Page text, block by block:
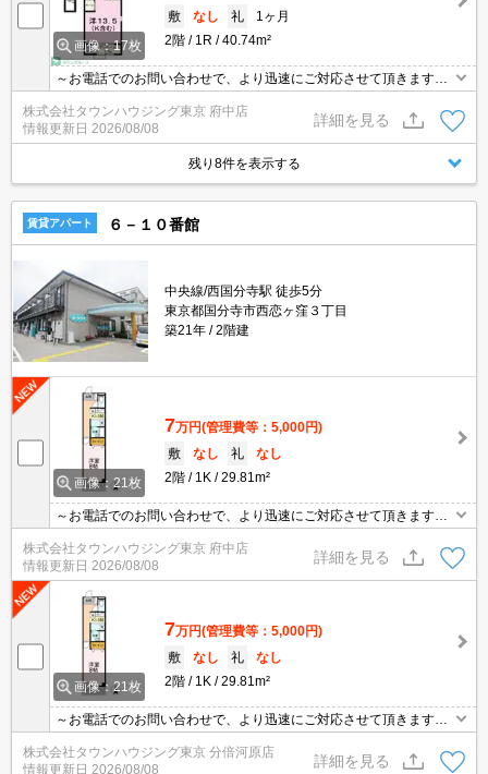
画像：17枚
敷
なし 礼
1ヶ月
2階
1R 40.74m²
～お電話でのお問い合わせで、より迅速にご対応させて頂きます～
地域密着タウンハウジングまで～
株式会社タウンハウジング東京 府中店
情報更新日 2026/08/08
詳細を見る
残り8件を表示する
賃貸アパート ６－１０番館
中央線/西国分寺駅 徒歩5分
東京都国分寺市西恋ヶ窪３丁目
築21年
2階建
画像：21枚
7万円(管理費等：5,000円)
敷
なし 礼
なし
2階
1K 29.81m²
～お電話でのお問い合わせで、より迅速にご対応させて頂きます～
地域密着タウンハウジングまで～
株式会社タウンハウジング東京 府中店
情報更新日 2026/08/08
詳細を見る
画像：21枚
7万円(管理費等：5,000円)
敷
なし 礼
なし
2階
1K 29.81m²
～お電話でのお問い合わせで、より迅速にご対応させて頂きます～
地域密着タウンハウジングまで～
株式会社タウンハウジング東京 分倍河原店
情報更新日 2026/08/08
詳細を見る